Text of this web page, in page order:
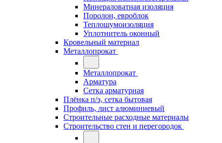
Минераловатная изоляция
Поролон, евроблок
Теплошумоизоляция
Уплотнитель оконный
Кровельный материал
Металлопрокат
Металлопрокат
Арматура
Сетка арматурная
Плёнка п/э, сетка бытовая
Профиль, лист алюминиевый
Строительные расходные материалы
Строительство стен и перегородок